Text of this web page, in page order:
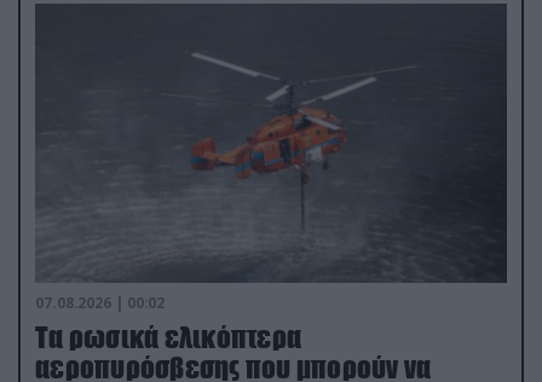
07.08.2026 | 00:02
Τα ρωσικά ελικόπτερα
αεροπυρόσβεσης που μπορούν να